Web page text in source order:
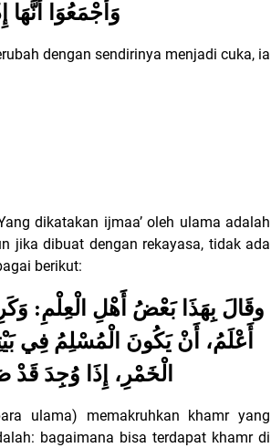
وَأَجْمَعُوَا
dengan sendirinya menjadi cuka, ia
dikatakan ijmaa’ oleh ulama adalah
jika dibuat dengan rekayasa, tidak ada
berikut:
وقَالَ بِهَذَا بَعْضُ أَهْلِ الْعِلْمِ:
أَعْلَمُ، أَنْ يَكُونَ الْمُسْلِمُ
الْخَمْرِ، إِذَا وُجِدَ
ulama) memakruhkan khamr yang
bagaimana bisa terdapat khamr di